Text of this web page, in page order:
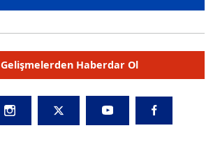
Gelişmelerden Haberdar Ol